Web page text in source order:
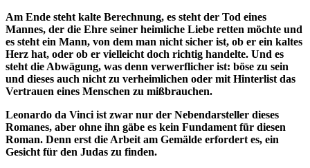
Am Ende steht kalte Berechnung, es steht der Tod eines
Mannes, der die Ehre seiner heimliche Liebe retten möchte und
es steht ein Mann, von dem man nicht sicher ist, ob er ein kaltes
Herz hat, oder ob er vielleicht doch richtig handelte. Und es
steht die Abwägung, was denn verwerflicher ist: böse zu sein
und dieses auch nicht zu verheimlichen oder mit Hinterlist das
Vertrauen eines Menschen zu mißbrauchen.
Leonardo da Vinci ist zwar nur der Nebendarsteller dieses
Romanes, aber ohne ihn gäbe es kein Fundament für diesen
Roman. Denn erst die Arbeit am Gemälde erfordert es, ein
Gesicht für den Judas zu finden.